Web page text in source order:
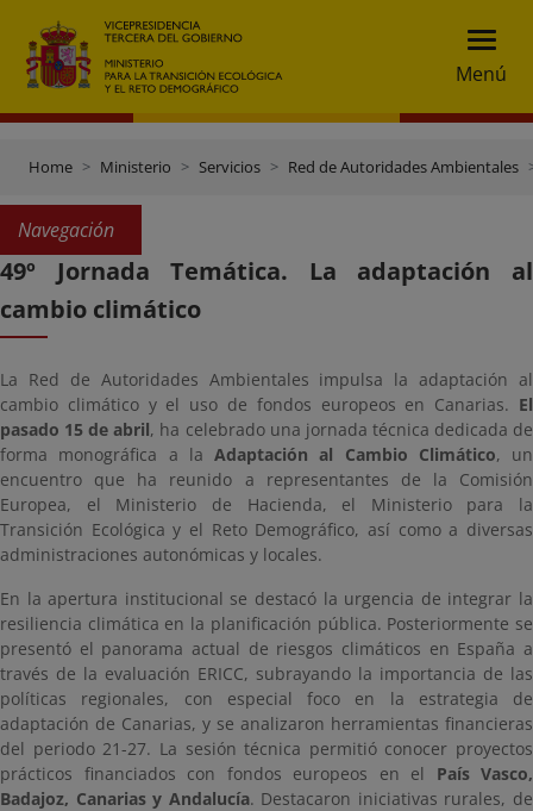
Menú
Home Ministerio Servicios Red de Autoridades Ambientales
Navegación
49º Jornada Temática. La adaptación al
cambio climático
La Red de Autoridades Ambientales impulsa la adaptación al
cambio climático y el uso de fondos europeos en Canarias. El
pasado 15 de abril, ha celebrado una jornada técnica dedicada de
forma monográfica a la Adaptación al Cambio Climático, un
encuentro que ha reunido a representantes de la Comisión
Europea, el Ministerio de Hacienda, el Ministerio para la
Transición Ecológica y el Reto Demográfico, así como a diversas
administraciones autonómicas y locales.
En la apertura institucional se destacó la urgencia de integrar la
resiliencia climática en la planificación pública. Posteriormente se
presentó el panorama actual de riesgos climáticos en España a
través de la evaluación ERICC, subrayando la importancia de las
políticas regionales, con especial foco en la estrategia de
adaptación de Canarias, y se analizaron herramientas financieras
del periodo 21-27. La sesión técnica permitió conocer proyectos
prácticos financiados con fondos europeos en el País Vasco,
Badajoz, Canarias y Andalucía. Destacaron iniciativas rurales, de